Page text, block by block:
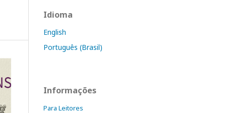
Idioma
English
Português (Brasil)
Informações
Para Leitores